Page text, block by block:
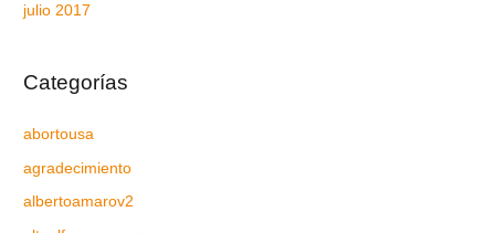
julio 2017
Categorías
abortousa
agradecimiento
albertoamarov2